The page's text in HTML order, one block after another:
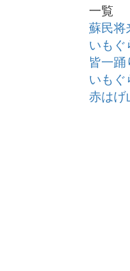
一覧
蘇民将
いもぐ
皆一踊
いもぐ
赤はげ